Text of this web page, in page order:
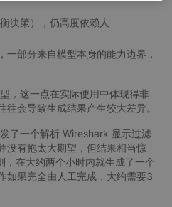
决策），仍高度依赖人
一部分来自模型本身的能力边界，
这一点在实际使用中体现得非
会导致生成结果产生较大差异。
一个解析 Wireshark 显示过滤
没有抱太大期望，但结果相当惊
，在大约两个小时内就生成了一个
如果完全由人工完成，大约需要3